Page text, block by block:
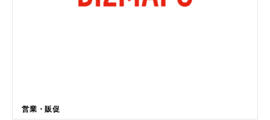
にお答えしたいと思います。 10.5時間は最低視聴時間であります。受
それを部分的に補完していく意味で、「なぜ、そうなるのか？」に、応え
営業・販促